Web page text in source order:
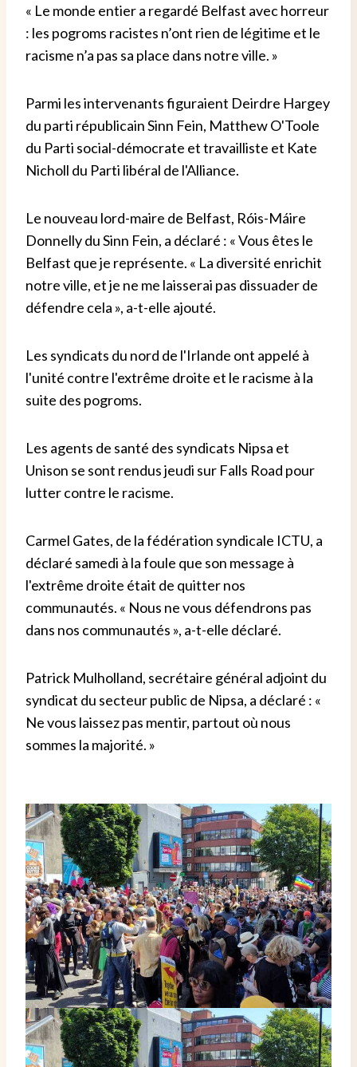
« Le monde entier a regardé Belfast avec horreur
: les pogroms racistes n’ont rien de légitime et le
racisme n’a pas sa place dans notre ville. »
Parmi les intervenants figuraient Deirdre Hargey
du parti républicain Sinn Fein, Matthew O'Toole
du Parti social-démocrate et travailliste et Kate
Nicholl du Parti libéral de l'Alliance.
Le nouveau lord-maire de Belfast, Róis-Máire
Donnelly du Sinn Fein, a déclaré : « Vous êtes le
Belfast que je représente. « La diversité enrichit
notre ville, et je ne me laisserai pas dissuader de
défendre cela », a-t-elle ajouté.
Les syndicats du nord de l'Irlande ont appelé à
l'unité contre l'extrême droite et le racisme à la
suite des pogroms.
Les agents de santé des syndicats Nipsa et
Unison se sont rendus jeudi sur Falls Road pour
lutter contre le racisme.
Carmel Gates, de la fédération syndicale ICTU, a
déclaré samedi à la foule que son message à
l'extrême droite était de quitter nos
communautés. « Nous ne vous défendrons pas
dans nos communautés », a-t-elle déclaré.
Patrick Mulholland, secrétaire général adjoint du
syndicat du secteur public de Nipsa, a déclaré : «
Ne vous laissez pas mentir, partout où nous
sommes la majorité. »